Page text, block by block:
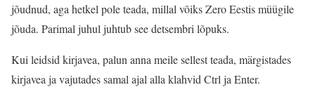
jõudnud, aga hetkel pole teada, millal võiks Zero Eestis müügile
jõuda. Parimal juhul juhtub see detsembri lõpuks.
Kui leidsid kirjavea, palun anna meile sellest teada, märgistades
kirjavea ja vajutades samal ajal alla klahvid Ctrl ja Enter.